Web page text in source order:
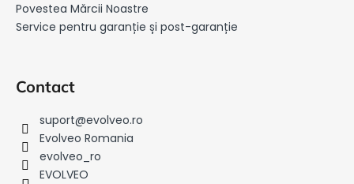
Povestea Mărcii Noastre
Service pentru garanție și post-garanție
Contact
suport@evolveo.ro
Evolveo Romania
evolveo_ro
EVOLVEO